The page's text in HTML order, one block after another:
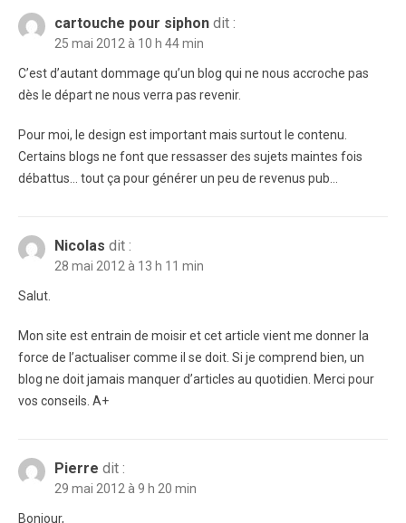
cartouche pour siphon dit :
25 mai 2012 à 10 h 44 min
C’est d’autant dommage qu’un blog qui ne nous accroche pas
dès le départ ne nous verra pas revenir.
Pour moi, le design est important mais surtout le contenu.
Certains blogs ne font que ressasser des sujets maintes fois
débattus… tout ça pour générer un peu de revenus pub…
Nicolas dit :
28 mai 2012 à 13 h 11 min
Salut.
Mon site est entrain de moisir et cet article vient me donner la
force de l’actualiser comme il se doit. Si je comprend bien, un
blog ne doit jamais manquer d’articles au quotidien. Merci pour
vos conseils. A+
Pierre dit :
29 mai 2012 à 9 h 20 min
Bonjour,